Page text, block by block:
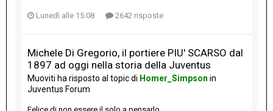
Lunedì alle 15:08 2642 risposte
Michele Di Gregorio, il portiere PIU' SCARSO dal
1897 ad oggi nella storia della Juventus
Muoviti ha risposto al topic di Homer_Simpson in
Juventus Forum